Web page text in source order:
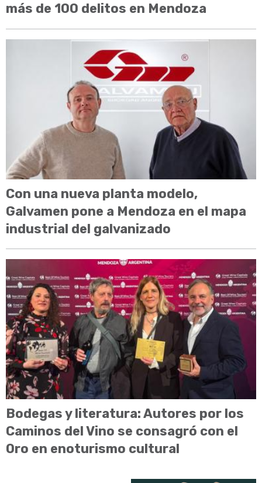
más de 100 delitos en Mendoza
Con una nueva planta modelo,
Galvamen pone a Mendoza en el mapa
industrial del galvanizado
Bodegas y literatura: Autores por los
Caminos del Vino se consagró con el
Oro en enoturismo cultural